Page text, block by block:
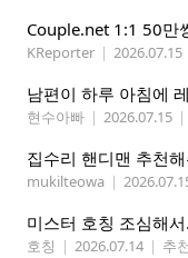
KReporter | 2026.07.15
현수아빠 | 2026.07.15 |
집수리 핸디맨 추천
mukilteowa |
미스터 호칭 조심해
호칭 | 2026.07.14 | 추